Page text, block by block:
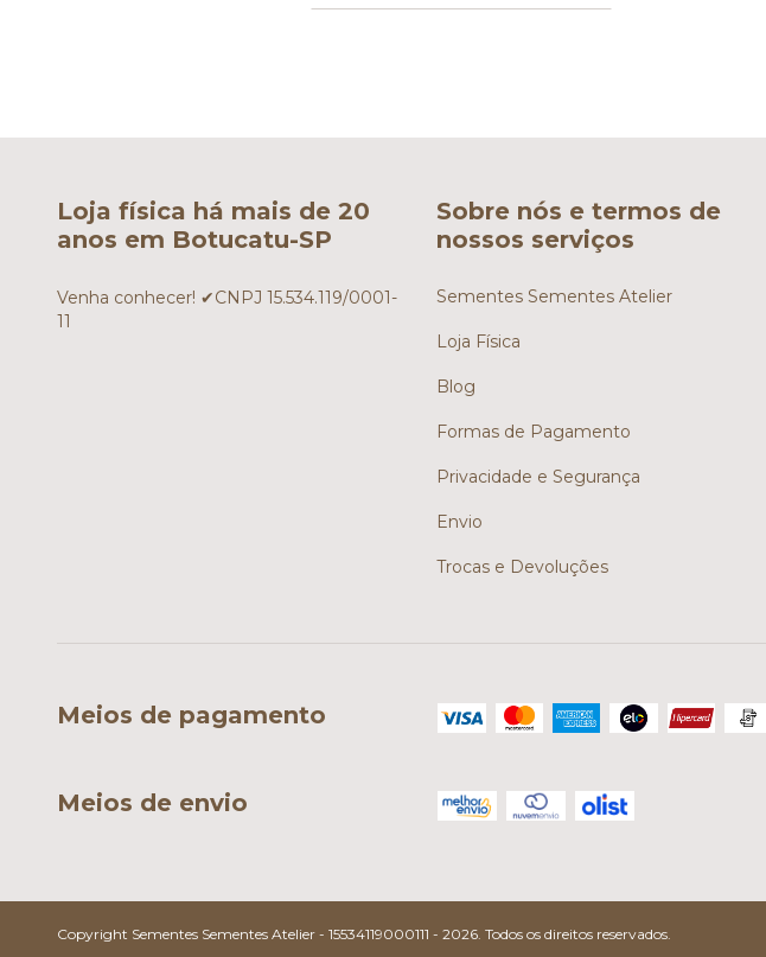
Loja física há mais de 20
anos em Botucatu-SP
Venha conhecer! ✔CNPJ 15.534.119/0001-
11
Sobre nós e termos de
nossos serviços
Sementes Sementes Atelier
Loja Física
Blog
Formas de Pagamento
Privacidade e Segurança
Envio
Trocas e Devoluções
Meios de pagamento
Meios de envio
Copyright Sementes Sementes Atelier - 15534119000111 - 2026. Todos os direitos reservados.